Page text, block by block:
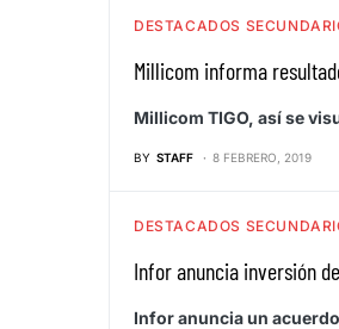
DESTACADOS
Millicom informa
Millicom TIGO, así se
BY STAFF 8 FEBRERO, 2019
DESTACADOS
Infor anuncia inversión
Infor anuncia un